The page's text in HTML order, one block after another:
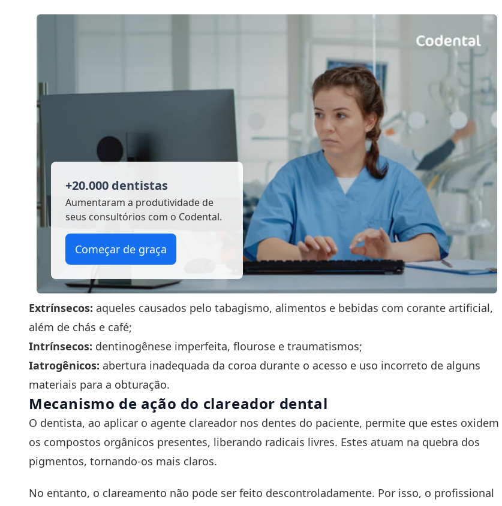
+20.000 dentistas
Aumentaram a produtividadede
seus consultórios com o Codental.
Começar de graça
Extrínsecos: aqueles causados pelo tabagismo, alimentos e bebidas com corante artificial,
além de chás e café;
Intrínsecos: dentinogênese imperfeita, flourose e traumatismos;
Iatrogênicos: abertura inadequada da coroa durante o acesso e uso incorreto de alguns
materiais para a obturação.
Mecanismo de ação do clareador dental
O dentista, ao aplicar o agente clareador nos dentes do paciente, permite que estes oxidem
os compostos orgânicos presentes, liberando radicais livres. Estes atuam na quebra dos
pigmentos, tornando-os mais claros.
No entanto, o clareamento não pode ser feito descontroladamente. Por isso, o profissional